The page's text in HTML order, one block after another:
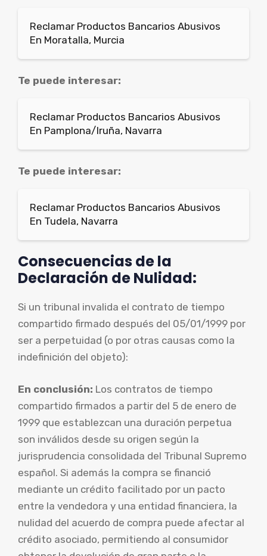
Reclamar Productos Bancarios Abusivos
En Moratalla, Murcia
Te puede interesar:
Reclamar Productos Bancarios Abusivos
En Pamplona/Iruña, Navarra
Te puede interesar:
Reclamar Productos Bancarios Abusivos
En Tudela, Navarra
Consecuencias de la
Declaración de Nulidad:
Si un tribunal invalida el contrato de tiempo
compartido firmado después del 05/01/1999 por
ser a perpetuidad (o por otras causas como la
indefinición del objeto):
En conclusión: Los contratos de tiempo
compartido firmados a partir del 5 de enero de
1999 que establezcan una duración perpetua
son inválidos desde su origen según la
jurisprudencia consolidada del Tribunal Supremo
español. Si además la compra se financió
mediante un crédito facilitado por un pacto
entre la vendedora y una entidad financiera, la
nulidad del acuerdo de compra puede afectar al
crédito asociado, permitiendo al consumidor